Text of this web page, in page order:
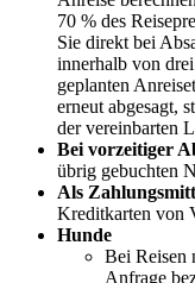
70 % des
Sie direkt bei
innerhalb von
geplanten
erneut abgesagt,
der vereinbarten
Bei vorzeitiger
übrig gebuchten
Als
Kreditkarten von
Hunde
Bei Reisen
Anfrage